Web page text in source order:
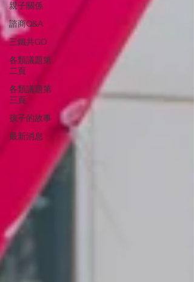
親子關係
諮商Q&A
三鐵共GO
各類議題第
二頁
各類議題第
三頁
孩子的故事
最新消息